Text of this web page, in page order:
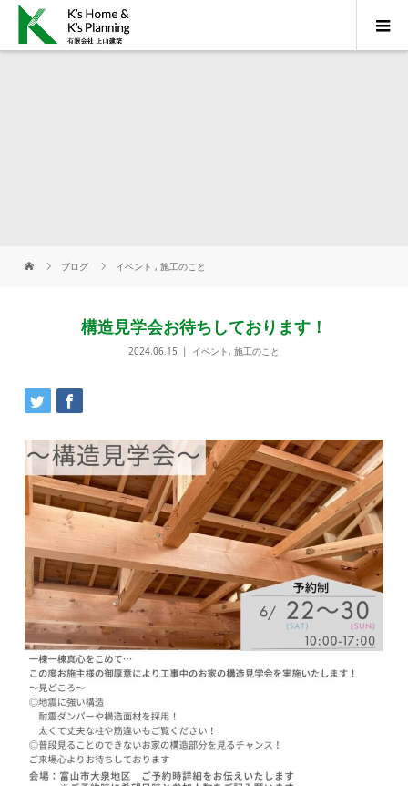
ブログ イベント ,施工のこと
構造見学会お待ちしております！
2024.06.15 イベント , 施工のこと